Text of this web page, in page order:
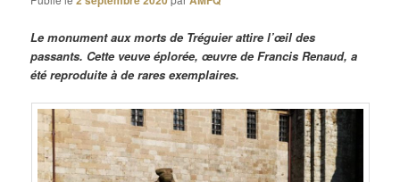
Le monument aux morts de Tréguier attire l’œil des
passants. Cette veuve éplorée, œuvre de Francis Renaud, a
été reproduite à de rares exemplaires.